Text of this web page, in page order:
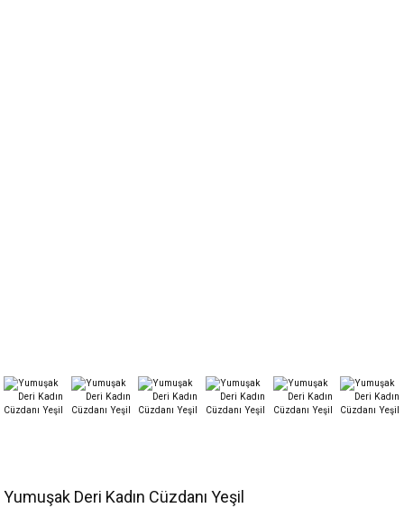
Yumuşak Deri Kadın Cüzdanı Yeşil